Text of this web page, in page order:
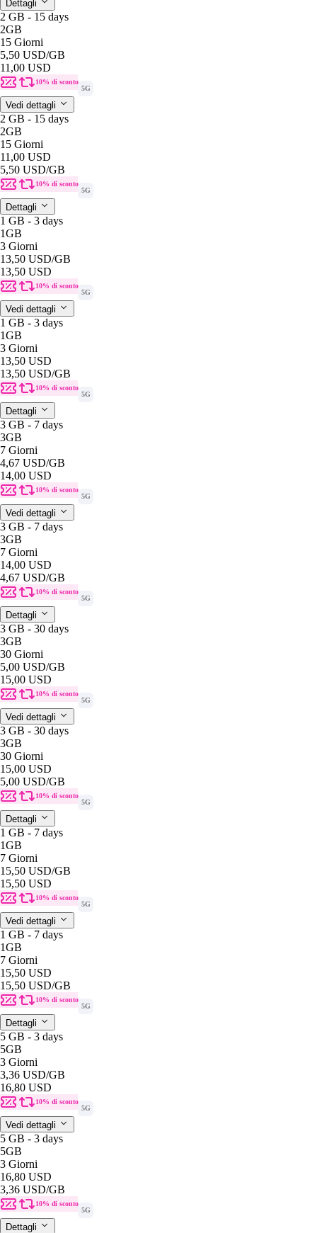
Dettagli
2 GB - 15 days
2GB
15 Giorni
5,50 USD/GB
11,00 USD
10% di sconto
5G
Vedi dettagli
2 GB - 15 days
2GB
15 Giorni
11,00 USD
5,50 USD/GB
10% di sconto
5G
Dettagli
1 GB - 3 days
1GB
3 Giorni
13,50 USD/GB
13,50 USD
10% di sconto
5G
Vedi dettagli
1 GB - 3 days
1GB
3 Giorni
13,50 USD
13,50 USD/GB
10% di sconto
5G
Dettagli
3 GB - 7 days
3GB
7 Giorni
4,67 USD/GB
14,00 USD
10% di sconto
5G
Vedi dettagli
3 GB - 7 days
3GB
7 Giorni
14,00 USD
4,67 USD/GB
10% di sconto
5G
Dettagli
3 GB - 30 days
3GB
30 Giorni
5,00 USD/GB
15,00 USD
10% di sconto
5G
Vedi dettagli
3 GB - 30 days
3GB
30 Giorni
15,00 USD
5,00 USD/GB
10% di sconto
5G
Dettagli
1 GB - 7 days
1GB
7 Giorni
15,50 USD/GB
15,50 USD
10% di sconto
5G
Vedi dettagli
1 GB - 7 days
1GB
7 Giorni
15,50 USD
15,50 USD/GB
10% di sconto
5G
Dettagli
5 GB - 3 days
5GB
3 Giorni
3,36 USD/GB
16,80 USD
10% di sconto
5G
Vedi dettagli
5 GB - 3 days
5GB
3 Giorni
16,80 USD
3,36 USD/GB
10% di sconto
5G
Dettagli